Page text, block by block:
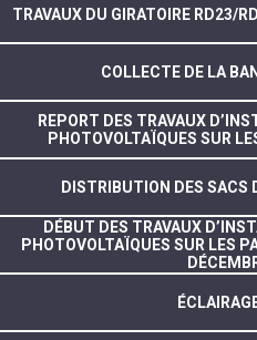
TRAVAUX DU GIRATOIRE RD23/
COLLECTE DE LA
REPORT DES TRAVAUX
PHOTOVOLTAÏQUES SUR
DISTRIBUTION DES SACS
DÉBUT DES TRAVAUX
PHOTOVOLTAÏQUES SUR LES